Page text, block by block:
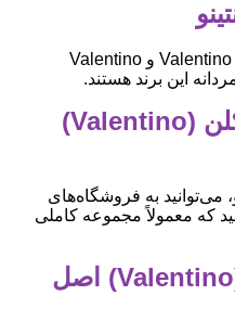
عطرهای Valentino Uomo Born In Roma و Valentino
خرید انواع عطر و ادکلن (Valentino)
می‌توانید به فروشگاه‌های
که معمولاً مجموعه کاملی
چطور عطر و ادکلن (Valentino) اصل